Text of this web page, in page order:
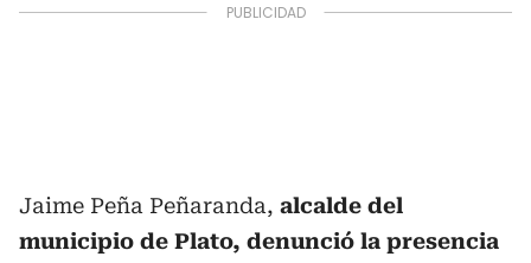
Jaime Peña Peñaranda, alcalde del
municipio de Plato, denunció la presencia